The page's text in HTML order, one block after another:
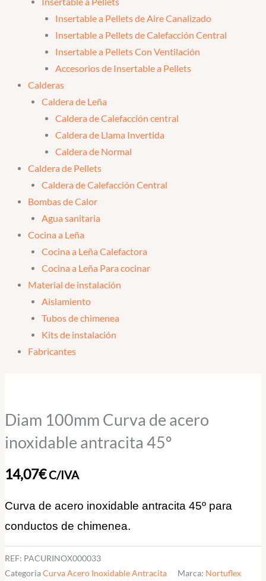
Insertable a Pellets de Aire Canalizado
Insertable a Pellets de Calefacción Central
Insertable a Pellets Con Ventilación
Accesorios de Insertable a Pellets
Calderas
Caldera de Leña
Caldera de Calefacción central
Caldera de Llama Invertida
Caldera de Normal
Caldera de Pellets
Caldera de Calefacción Central
Bombas de Calor
Agua sanitaria
Cocina a Leña
Cocina a Leña Calefactora
Cocina a Leña Para cocinar
Material de instalación
Aislamiento
Tubos de chimenea
Kits de instalación
Fabricantes
Diam 100mm Curva de acero
inoxidable antracita 45º
14,07€C/IVA
Curva de acero inoxidable antracita 45º para
conductos de chimenea.
REF: PACURINOX000033
CategoriaCurva Acero Inoxidable Antracita Marca: Nortuflex
Curva
acero
antracita